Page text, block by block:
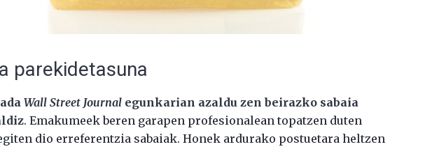
parekidetasuna
Wall Street Journal egunkarian azaldu zen beirazko sabaia
. Emakumeek beren garapen profesionalean topatzen duten
dio erreferentzia sabaiak. Honek ardurako postuetara heltzen